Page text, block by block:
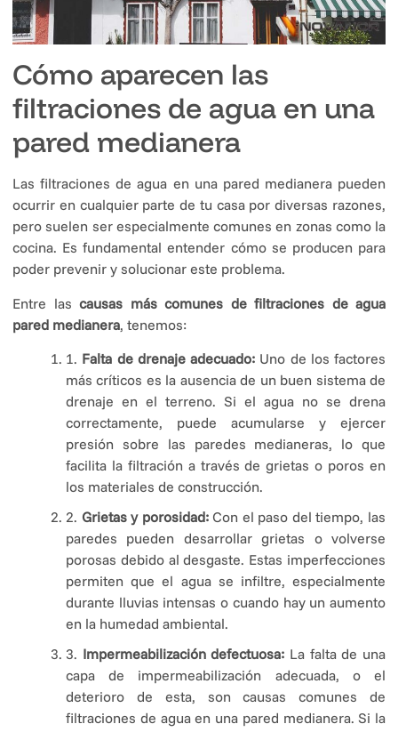
Cómo aparecen las
filtraciones de agua en una
pared medianera
Las filtraciones de agua en una pared medianera pueden
ocurrir en cualquier parte de tu casa por diversas razones,
pero suelen ser especialmente comunes en zonas como la
cocina. Es fundamental entender cómo se producen para
poder prevenir y solucionar este problema.
Entre las causas más comunes de filtraciones de agua
pared medianera, tenemos:
1. Falta de drenaje adecuado: Uno de los factores
más críticos es la ausencia de un buen sistema de
drenaje en el terreno. Si el agua no se drena
correctamente, puede acumularse y ejercer
presión sobre las paredes medianeras, lo que
facilita la filtración a través de grietas o poros en
los materiales de construcción.
2. Grietas y porosidad:Con el paso del tiempo, las
paredes pueden desarrollar grietas o volverse
porosas debido al desgaste. Estas imperfecciones
permiten que el agua se infiltre, especialmente
durante lluvias intensas o cuando hay un aumento
en la humedad ambiental.
3. Impermeabilización defectuosa: La falta de una
capa de impermeabilización adecuada, o el
deterioro de esta, son causas comunes de
filtraciones de agua en una pared medianera. Si la